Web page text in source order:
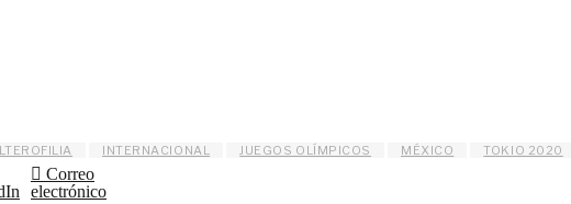
INTERNACIONAL JUEGOS OLÍMPICOS MÉXICO TOKIO 2020
Correo
electrónico